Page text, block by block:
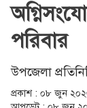
পরিবার
উপজেলা
প্রকাশ : ০৮ জুন